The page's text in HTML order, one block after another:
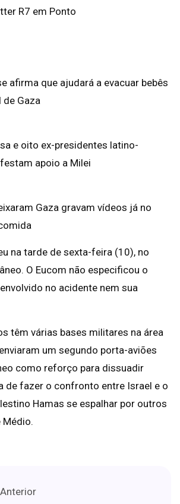
R7 em Ponto
afirma que ajudará a evacuar bebês
Gaza
e oito ex-presidentes latino-
apoio a Milei
Gaza gravam vídeos já no
na tarde de sexta-feira (10), no
O Eucom não especificou o
no acidente nem sua
têm várias bases militares na área
um segundo porta-aviões
como reforço para dissuadir
de fazer o confronto entre Israel e o
Hamas se espalhar por outros
Anterior